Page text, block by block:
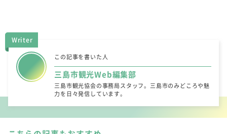
Writer
この記事を書いた人
三島市観光Web編集部
三島市観光協会の事務局スタッフ。三島市のみどころや魅
力を日々発信しています。